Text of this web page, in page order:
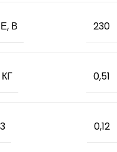
В 230
0,51
0,12